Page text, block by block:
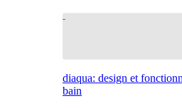
diaqua: design et
bain